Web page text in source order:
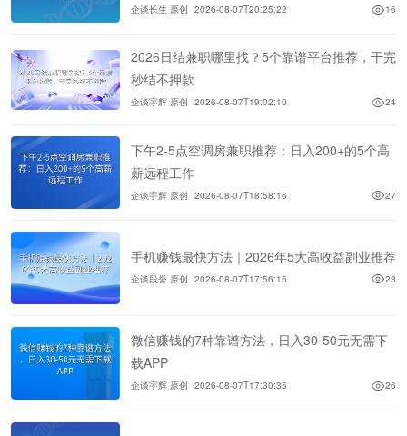
企谈长生 原创 2026-08-07T20:25:22 16
2026日结兼职哪里找？5个靠谱平台推荐，干完
秒结不押款
企谈宇辉 原创 2026-08-07T19:02:10 24
下午2-5点空调房兼职推荐：日入200+的5个高
薪远程工作
企谈宇辉 原创 2026-08-07T18:58:16 27
手机赚钱最快方法｜2026年5大高收益副业推荐
企谈段誉 原创 2026-08-07T17:56:15 23
微信赚钱的7种靠谱方法，日入30-50元无需下
载APP
企谈宇辉 原创 2026-08-07T17:30:35 26